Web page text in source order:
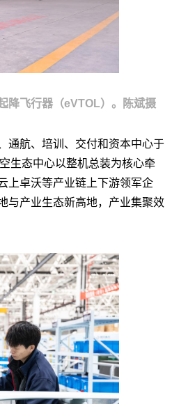
降飞行器（eVTOL）。陈斌摄
通航、培训、交付和资本中心于
生态中心以整机总装为核心牵
上卓沃等产业链上下游领军企
与产业生态新高地，产业集聚效